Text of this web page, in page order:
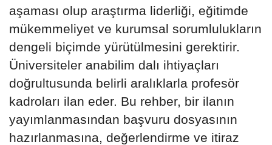
aşaması olup araştırma liderliği, eğitimde
mükemmeliyet ve kurumsal sorumlulukların
dengeli biçimde yürütülmesini gerektirir.
Üniversiteler anabilim dalı ihtiyaçları
doğrultusunda belirli aralıklarla profesör
kadroları ilan eder. Bu rehber, bir ilanın
yayımlanmasından başvuru dosyasının
hazırlanmasına, değerlendirme ve itiraz